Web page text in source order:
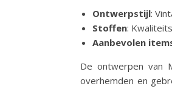
Ontwerpstijl:
Stoffen:
Aanbevolen
De ontwerpen van
overhemden en